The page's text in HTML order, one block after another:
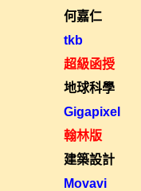
何嘉仁
tkb
超級函授
地球科學
Gigapixel
翰林版
建築設計
Movavi